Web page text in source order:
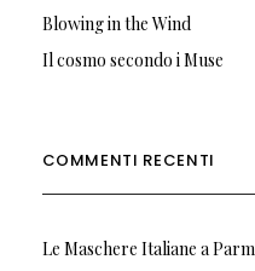
Blowing in the Wind
Il cosmo secondo i Muse
COMMENTI RECENTI
Le Maschere Italiane a